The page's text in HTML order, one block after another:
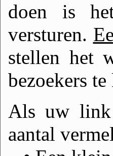
doen is
versturen.
stellen het
bezoekers
Als uw link
aantal